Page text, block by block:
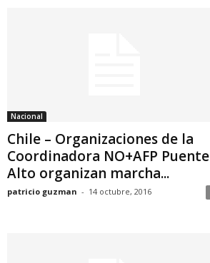
Nacional
Chile – Organizaciones de la
Coordinadora NO+AFP Puente
Alto organizan marcha...
patricio guzman - 14 octubre, 2016